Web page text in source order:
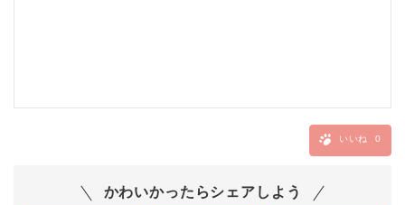
いいね 0
かわいかったらシェアしよう